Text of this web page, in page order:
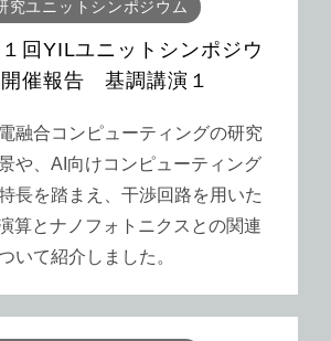
回YILユニットシンポジウ
催報告 基調講演１
究ユニットシンポジウム
融合コンピューティングの研究
や、AI向けコンピューティング
長を踏まえ、干渉回路を用いた
算とナノフォトニクスとの関連
いて紹介しました。